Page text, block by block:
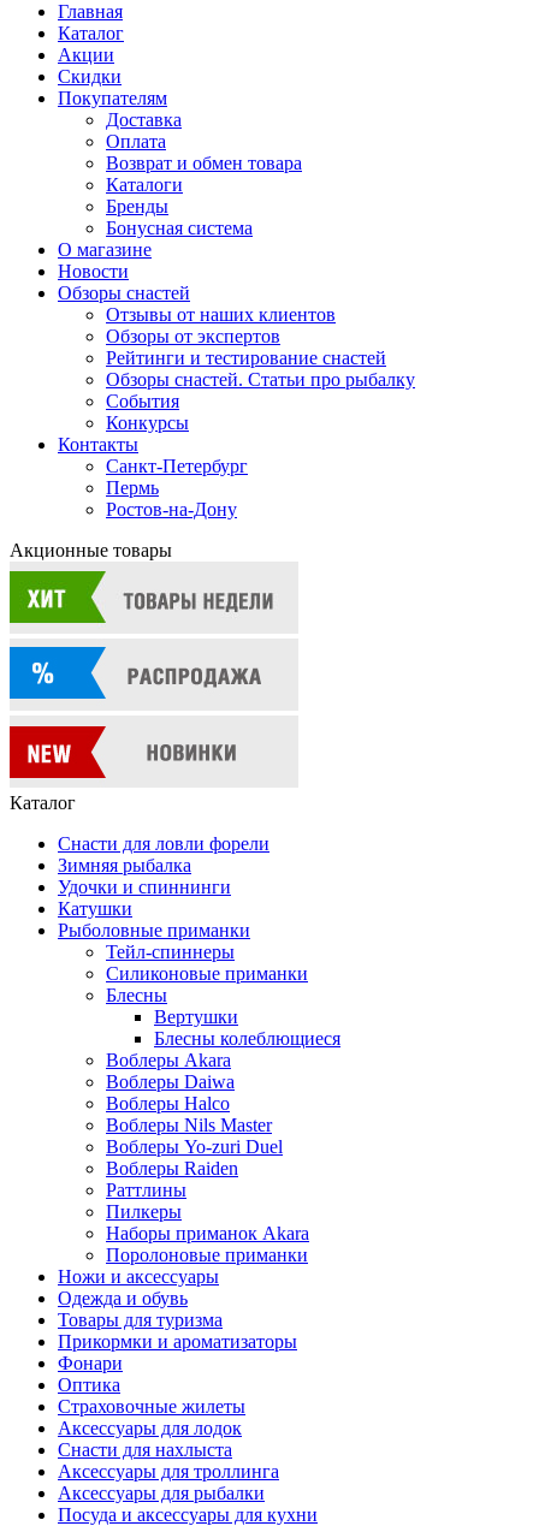
Главная
Каталог
Акции
Скидки
Покупателям
Доставка
Оплата
Возврат и обмен товара
Каталоги
Бренды
Бонусная система
О магазине
Новости
Обзоры снастей
Отзывы от наших клиентов
Обзоры от экспертов
Рейтинги и тестирование снастей
Обзоры снастей. Статьи про рыбалку
События
Конкурсы
Контакты
Санкт-Петербург
Пермь
Ростов-на-Дону
Акционные товары
Каталог
Снасти для ловли форели
Зимняя рыбалка
Удочки и спиннинги
Катушки
Рыболовные приманки
Тейл-спиннеры
Силиконовые приманки
Блесны
Вертушки
Блесны колеблющиеся
Воблеры Akara
Воблеры Daiwa
Воблеры Halco
Воблеры Nils Master
Воблеры Yo-zuri Duel
Воблеры Raiden
Раттлины
Пилкеры
Наборы приманок Akara
Поролоновые приманки
Ножи и аксессуары
Одежда и обувь
Товары для туризма
Прикормки и ароматизаторы
Фонари
Оптика
Страховочные жилеты
Аксессуары для лодок
Снасти для нахлыста
Аксессуары для троллинга
Аксессуары для рыбалки
Посуда и аксессуары для кухни